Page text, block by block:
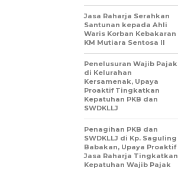
Jasa Raharja Serahkan
Santunan kepada Ahli
Waris Korban Kebakaran
KM Mutiara Sentosa II
Penelusuran Wajib Pajak
di Kelurahan
Kersamenak, Upaya
Proaktif Tingkatkan
Kepatuhan PKB dan
SWDKLLJ
Penagihan PKB dan
SWDKLLJ di Kp. Saguling
Babakan, Upaya Proaktif
Jasa Raharja Tingkatkan
Kepatuhan Wajib Pajak